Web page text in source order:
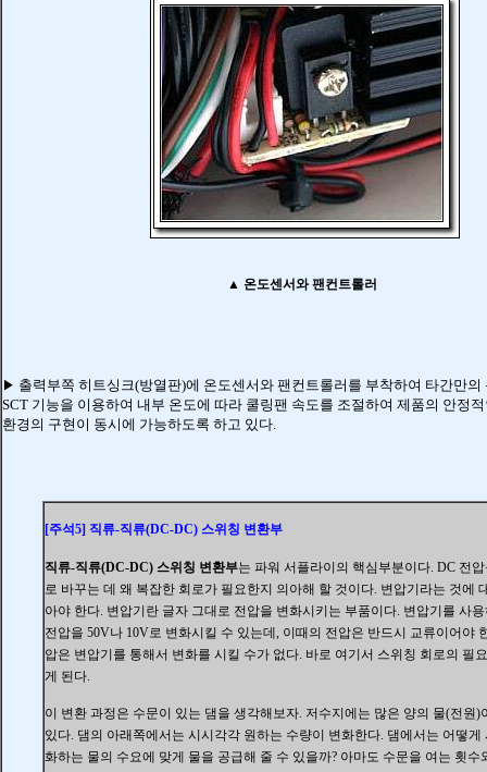
▲ 온도센서와 팬컨트롤러
▶ 출력부쪽 히트싱크(방열판)에 온도센서와 팬컨트롤러를 부착하여 타간만의
SCT 기능을 이용하여 내부 온도에 따라 쿨링팬 속도를 조절하여 제품의 안정
환경의 구현이 동시에 가능하도록 하고 있다.
[주석5] 직류-직류(DC-DC) 스위칭 변환부
직류-직류(DC-DC) 스위칭 변환부는 파워 서플라이의 핵심부분이다. DC 전
로 바꾸는 데 왜 복잡한 회로가 필요한지 의아해 할 것이다. 변압기라는 것에
아야 한다. 변압기란 글자 그대로 전압을 변화시키는 부품이다. 변압기를 사
전압을 50V나 10V로 변화시킬 수 있는데, 이때의 전압은 반드시 교류이어야
압은 변압기를 통해서 변화를 시킬 수가 없다. 바로 여기서 스위칭 회로의 필
게 된다.
이 변환 과정은 수문이 있는 댐을 생각해보자. 저수지에는 많은 양의 물(전원)
있다. 댐의 아래쪽에서는 시시각각 원하는 수량이 변화한다. 댐에서는 어떻게
화하는 물의 수요에 맞게 물을 공급해 줄 수 있을까? 아마도 수문을 여는 횟수